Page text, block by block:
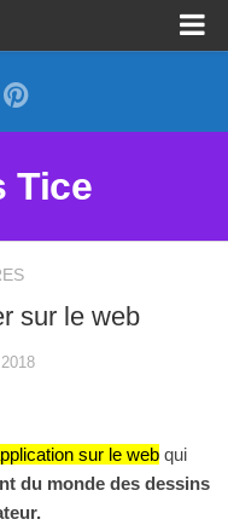
Tice
sur le web
sur le web qui
du monde des dessins